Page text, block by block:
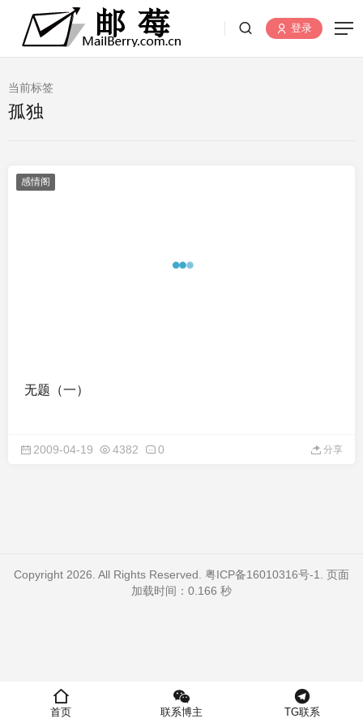
登录
当前标签
孤独
感情阁
无题（一）
2009-04-19 4382 0 分享
Copyright 2026. All Rights Reserved. 粤ICP备16010316号-1
. 页面
加载时间：0.166 秒
首页 联系博主 TG联系